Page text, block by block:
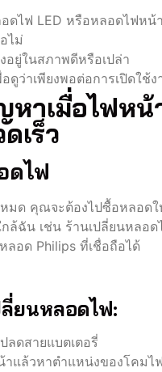
ดไฟ LED หรือหลอดไฟหน้
ไม่
อยู่ในสภาพดีหรือเปล่า
อดูว่าเพียงพอต่อการเปิดใช้
าเมื่อไฟหน้
เร็ว
ดไฟ
มด คุณจะต้องไปซื้อหลอดใ
ล้ฉัน เช่น ร้านเปลี่ยนหลอด
อด Philips ที่เชื่อถือได้
ยนหลอดไฟ:
ลดสายแบตเตอรี่
าแล้วหาตำแหน่งของโคมไ